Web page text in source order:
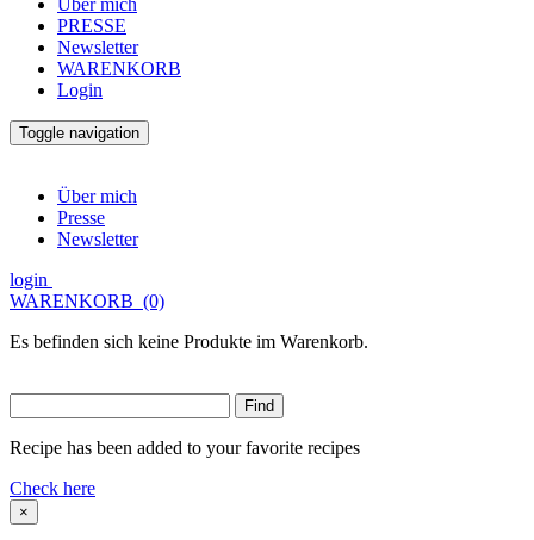
Über mich
PRESSE
Newsletter
WARENKORB
Login
Toggle navigation
Über mich
Presse
Newsletter
login
WARENKORB (0)
Es befinden sich keine Produkte im Warenkorb.
Recipe has been added to your favorite recipes
Check here
×